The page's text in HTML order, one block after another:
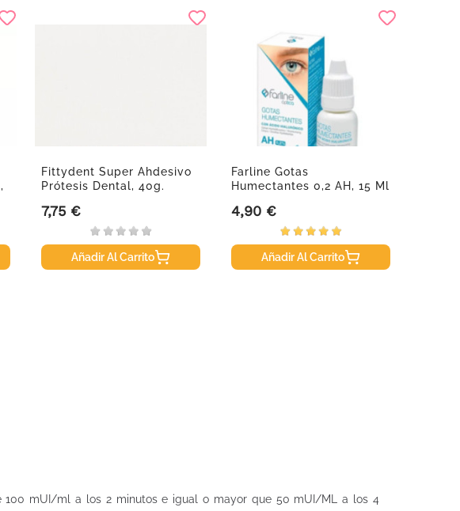
Fittydent Super Ahdesivo
Prótesis Dental, 40g.
Precio
7,75 €
Añadir Al Carrito
Farline Gotas
Humectantes 0,2 AH, 15 Ml
Precio
4,90 €
Añadir Al Carrito
100 mUI/ml a los 2 minutos e igual o mayor que 50 mUI/ML a los 4